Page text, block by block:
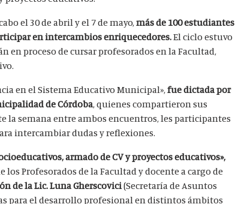
el 30 de abril y el 7 de mayo,más de 100 estudiantes
en intercambios enriquecedores.El ciclo estuvo
proceso de cursar profesorados en la Facultad,
en el Sistema Educativo Municipal»,fue dictada por
de Córdoba, quienes compartieron sus
la semana entre ambos encuentros, les participantes
intercambiar dudas y reflexiones.
armado de CV y proyectos educativos»,
los Profesorados de la Facultad y docente a cargo de
de la Lic. Luna Gherscovici(Secretaría de Asuntos
para el desarrollo profesional en distintos ámbitos